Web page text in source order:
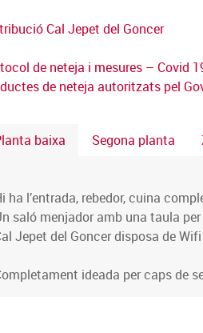
Cal Jepet del Goncer
de neteja i mesures – Covid
de neteja autoritzats pel
baixa Segona planta
ha l’entrada, rebedor, cuina
saló menjador amb una taula
Jepet del Goncer disposa de
ideada per caps de